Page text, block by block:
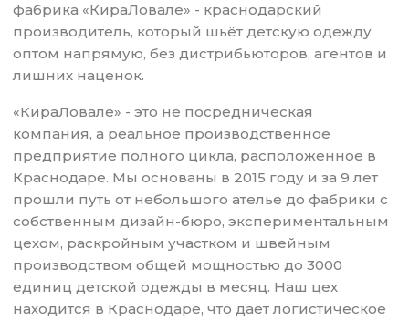
фабрика «КираЛовале» - краснодарский
производитель, который шьёт детскую одежду
оптом напрямую, без дистрибьюторов, агентов и
лишних наценок.
«КираЛовале» - это не посредническая
компания, а реальное производственное
предприятие полного цикла, расположенное в
Краснодаре. Мы основаны в 2015 году и за 9 лет
прошли путь от небольшого ателье до фабрики с
собственным дизайн-бюро, экспериментальным
цехом, раскройным участком и швейным
производством общей мощностью до 3000
единиц детской одежды в месяц. Наш цех
находится в Краснодаре, что даёт логистическое